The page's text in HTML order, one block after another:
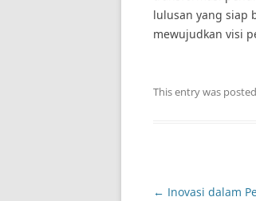
lulusan yang siap
mewujudkan visi
This entry was
Post
← Inovasi dalam